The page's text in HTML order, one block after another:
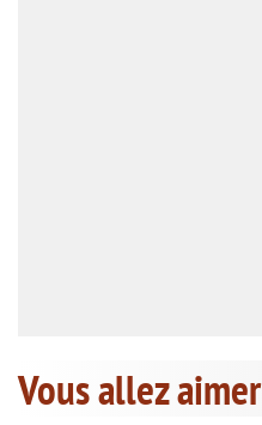
Vous allez aimer